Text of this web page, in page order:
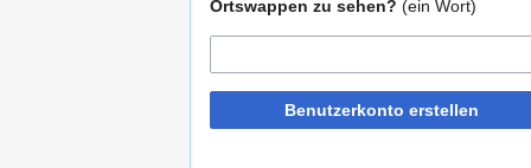
Ortswappen zu sehen? (ein Wort)
Benutzerkonto erstellen